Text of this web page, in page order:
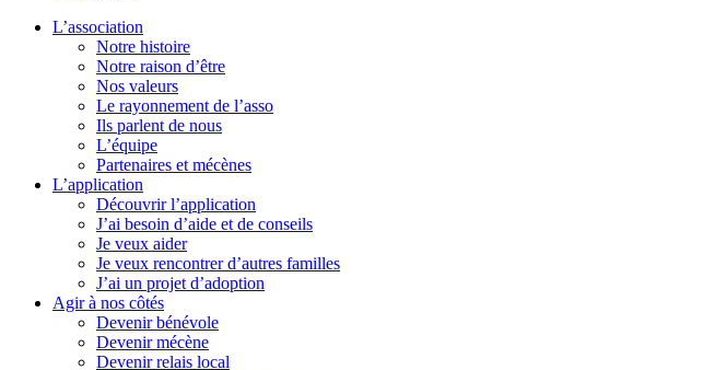
L’association
Notre histoire
Notre raison d’être
Nos valeurs
Le rayonnement de l’asso
Ils parlent de nous
L’équipe
Partenaires et mécènes
L’application
Découvrir l’application
J’ai besoin d’aide et de conseils
Je veux aider
Je veux rencontrer d’autres familles
J’ai un projet d’adoption
Agir à nos côtés
Devenir bénévole
Devenir mécène
Devenir relais local